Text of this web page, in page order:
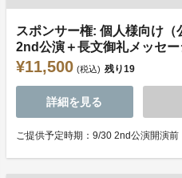
スポンサー権: 個人様向け（
2nd公演＋長文御礼メッセー
¥11,500 (税込) 残り19
詳細を見る
ご提供予定時期：9/30 2nd公演開演前